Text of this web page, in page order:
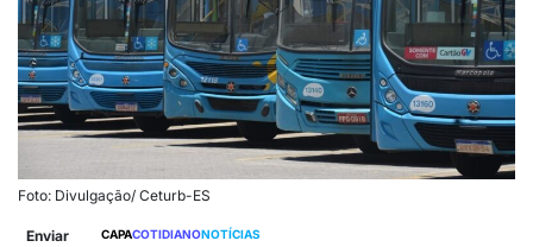
Foto: Divulgação/ Ceturb-ES
Enviar CAPACOTIDIANONOTÍCIAS